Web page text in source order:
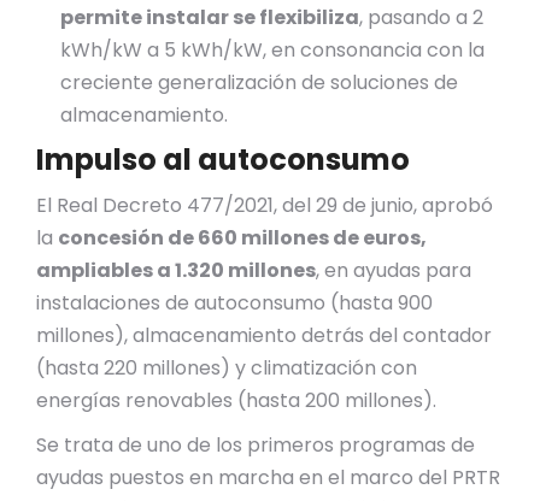
permite instalar se flexibiliza, pasando a 2
kWh/kW a 5 kWh/kW, en consonancia con la
creciente generalización de soluciones de
almacenamiento.
Impulso al autoconsumo
El Real Decreto 477/2021, del 29 de junio, aprobó
la concesión de 660 millones de euros,
ampliables a 1.320 millones, en ayudas para
instalaciones de autoconsumo (hasta 900
millones), almacenamiento detrás del contador
(hasta 220 millones) y climatización con
energías renovables (hasta 200 millones).
Se trata de uno de los primeros programas de
ayudas puestos en marcha en el marco del PRTR